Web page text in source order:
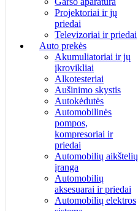
Projektoriai ir jų
priedai
Televizoriai ir priedai
Auto prekės
Akumuliatoriai ir jų
įkrovikliai
Alkotesteriai
Aušinimo skystis
Autokėdutės
Automobilinės
pompos,
kompresoriai ir
priedai
Automobilių aikštelių
įranga
Automobilių
aksesuarai ir priedai
Automobilių elektros